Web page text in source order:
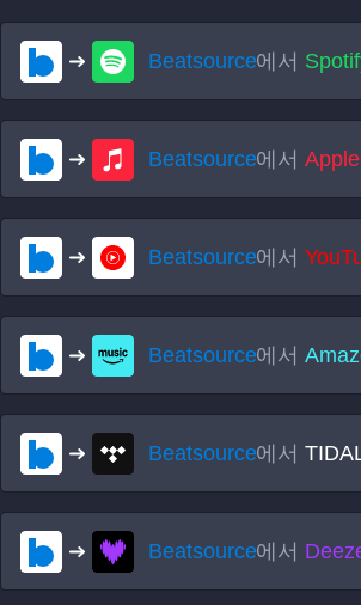
Beatsource에서
Beatsource에서
Beatsource에서
Beatsource에서
Beatsource에서
Beatsource에서